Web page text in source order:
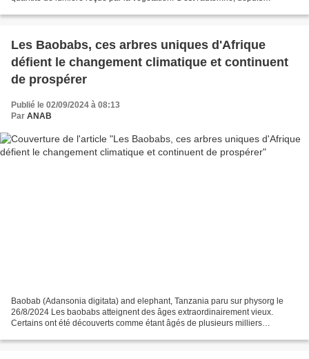
Les Baobabs, ces arbres uniques d'Afrique
défient le changement climatique et continuent
de prospérer
Publié le 02/09/2024 à 08:13
Par ANAB
Baobab (Adansonia digitata) and elephant, Tanzania paru sur physorg le
26/8/2024 Les baobabs atteignent des âges extraordinairement vieux.
Certains ont été découverts comme étant âgés de plusieurs milliers